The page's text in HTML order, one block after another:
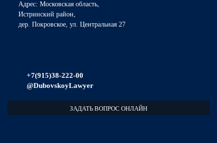
Адрес: Московская область,
Истринский район,
дер. Покровское, ул. Центральная 27
+7(915)38-222-00
@DubovskoyLawyer
ЗАДАТЬ ВОПРОС ОНЛАЙН